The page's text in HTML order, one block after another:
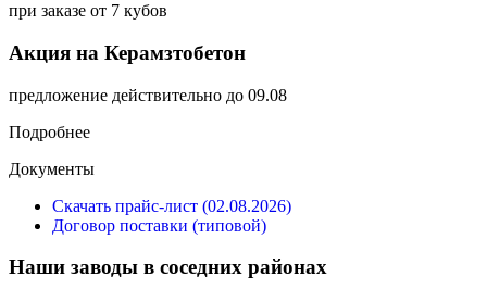
при заказе от 7 кубов
Акция на Керамзтобетон
предложение действительно до 09.08
Подробнее
Документы
Скачать прайс-лист (02.08.2026)
Договор поставки (типовой)
Наши заводы в соседних районах